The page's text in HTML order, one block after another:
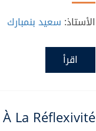
الأستاذ: سعيد بنمبارك
اقرأ
La Réflexivité